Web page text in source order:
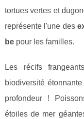
tortues vertes et
représente l'une des
be pour les familles.
Les récifs
biodiversité
profondeur !
étoiles de mer